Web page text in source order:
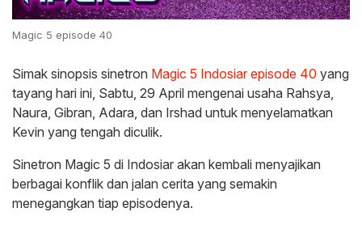
Magic 5 episode 40
Simak sinopsis sinetron Magic 5 Indosiar episode 40 yang
tayang hari ini, Sabtu, 29 April mengenai usaha Rahsya,
Naura, Gibran, Adara, dan Irshad untuk menyelamatkan
Kevin yang tengah diculik.
Sinetron Magic 5 di Indosiar akan kembali menyajikan
berbagai konflik dan jalan cerita yang semakin
menegangkan tiap episodenya.